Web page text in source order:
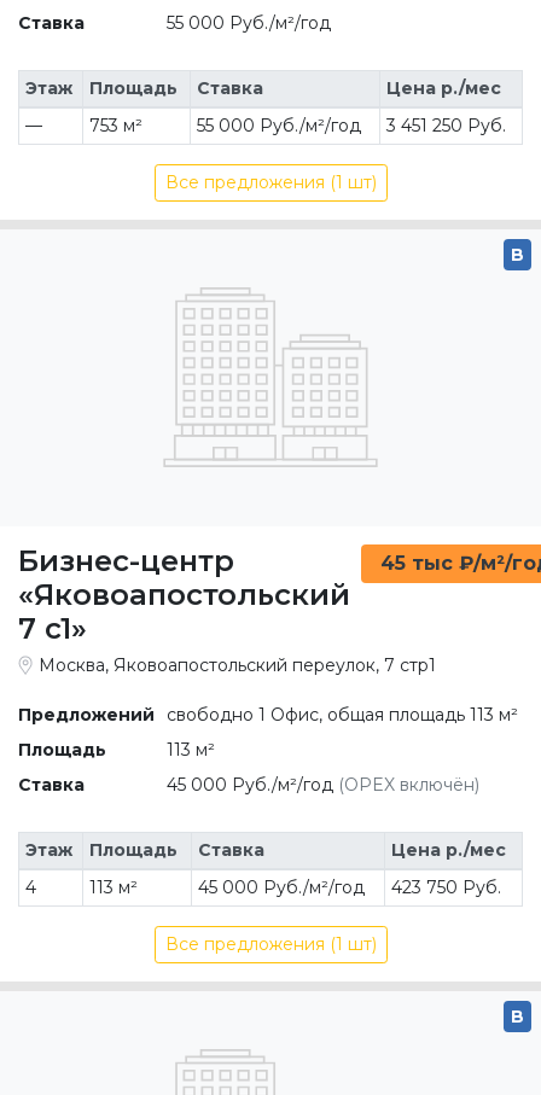
Ставка
55 000 Руб./м²/год
Этаж Площадь Ставка
Цена р./мес
—
753 м² 55 000 Руб./м²/год 3 451 250 Руб.
Все предложения (1 шт)
B
Бизнес-центр
«Яковоапостольский
7 c1»
45 тыс ₽/м²/
Москва, Яковоапостольский переулок, 7 стр1
Предложений
свободно 1 Офис, общая площадь 113 м²
Площадь
113 м²
Ставка
45 000 Руб./м²/год (OPEX включён)
Этаж Площадь Ставка
Цена р./мес
4
113 м² 45 000 Руб./м²/год 423 750 Руб.
Все предложения (1 шт)
B